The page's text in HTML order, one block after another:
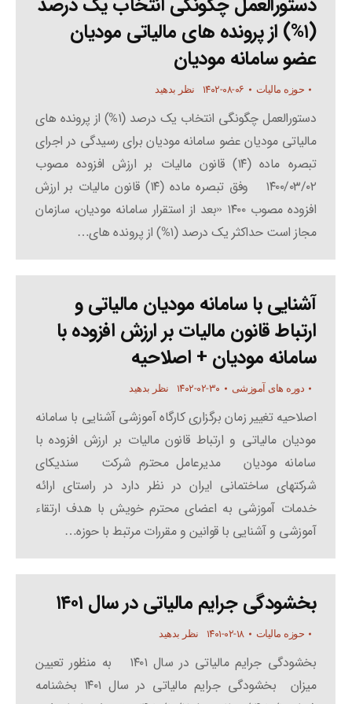
(۱%) از پرونده های مالیاتی مودیان
عضو سامانه مودیان
حوزه مالیات ۱۴۰۲-۰۸-۰۶ نظر بدهید
دستورالعمل چگونگی انتخاب یک درصد (۱%) از پرونده های
مالیاتی مودیان عضو سامانه مودیان برای رسیدگی در اجرای
تبصره ماده (۱۴) قانون مالیات بر ارزش افزوده مصوب
۱۴۰۰/۰۳/۰۲ وفق تبصره ماده (۱۴) قانون مالیات بر ارزش
افزوده مصوب ۱۴۰۰ «بعد از استقرار سامانه مودیان، سازمان
مجاز است حداکثر یک درصد (۱%) از پرونده های…
آشنایی با سامانه مودیان مالیاتی و
ارتباط قانون مالیات بر ارزش افزوده با
سامانه مودیان + اصلاحیه
دوره های آموزشی ۱۴۰۲-۰۲-۳۰ نظر بدهید
اصلاحیه تغییر زمان برگزاری کارگاه آموزشی آشنایی با سامانه
مودیان مالیاتی و ارتباط قانون مالیات بر ارزش افزوده با
سامانه مودیان مدیرعامل محترم شرکت سندیکای
شرکتهای ساختمانی ایران در نظر دارد در راستای ارائه
خدمات آموزشی به اعضای محترم خویش با هدف ارتقاء
آموزشی و آشنایی با قوانین و مقررات مرتبط با حوزه…
بخشودگی جرایم مالیاتی در سال ۱۴۰۱
حوزه مالیات ۱۴۰۱-۰۲-۱۸ نظر بدهید
بخشودگی جرایم مالیاتی در سال ۱۴۰۱ به منظور تعیین
میزان بخشودگی جرایم مالیاتی در سال ۱۴۰۱ بخشنامه